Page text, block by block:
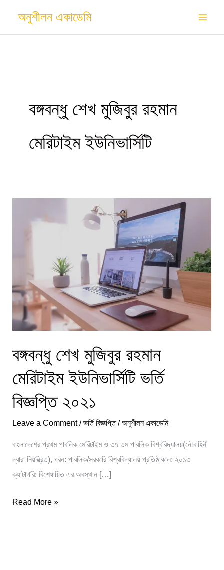
content
অনুশীলন একাডেমি
বঙ্গবন্ধু শেখ মুজিবুর রহমান
মেরিটাইম ইউনিভার্সিটি
বঙ্গবন্ধু শেখ মুজিবুর রহমান
মেরিটাইম ইউনিভার্সিটি ভর্তি
বিজ্ঞপ্তি ২০২১
Leave a Comment /ভর্তি বিজ্ঞপ্তি/অনুশীলন একাডেমি
বাংলাদেশের প্রথম পাবলিক মেরিটাইম ও ৩৭ তম পাবলিক বিশ্ববিদ্যালয়(নৌবাহিনী
দ্বারা নিয়ন্ত্রিত), ধরন: পাবলিক/সরকারি বিশ্ববিদ্যালয় প্রতিষ্ঠাকাল: ২০১৩
ক্যাটাগরি: বিশেষায়িত এর অবস্থান […]
ইউনিভার্সিটি
ভর্তি
বিজ্ঞপ্তি
২০২১
Read More »